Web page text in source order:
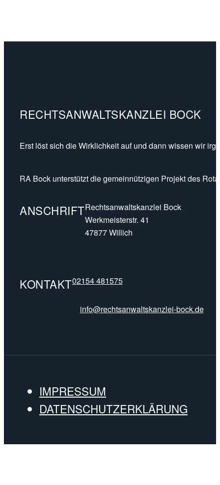
RECHTSANWALTSKANZLEI BOCK
Erst löst sich die Wirklichkeit auf und dann wissen wir
RA Bock unterstützt die gemeinnützigen Projekt des
ANSCHRIFTRechtsanwaltskanzlei Bock
Werkmeisterstr. 41
47877 Willich
KONTAKT02154 481575
info@rechtsanwaltskanzlei-bock.de
IMPRESSUM
DATENSCHUTZERKLÄRUNG